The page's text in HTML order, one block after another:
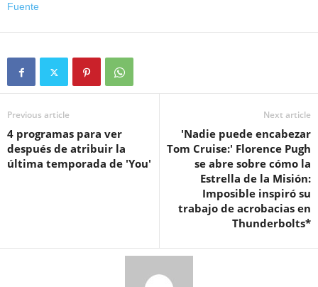
Fuente
Previous article
4 programas para ver
después de atribuir la
última temporada de 'You'
Next article
'Nadie puede encabezar
Tom Cruise:' Florence Pugh
se abre sobre cómo la
Estrella de la Misión:
Imposible inspiró su
trabajo de acrobacias en
Thunderbolts*